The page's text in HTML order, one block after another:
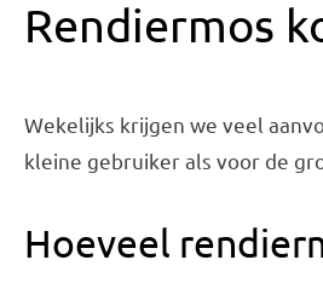
Rendiermos
Wekelijks krijgen we veel
kleine gebruiker als voor de
Hoeveel